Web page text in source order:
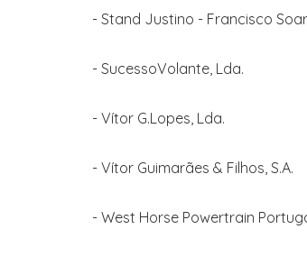
- Stand Justino - Francisco
- SucessoVolante, Lda.
- Vítor G.Lopes, Lda.
- Vítor Guimarães & Filhos, S.A.
- West Horse Powertrain